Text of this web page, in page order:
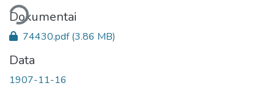
Dokumentai
74430.pdf(3.86 MB)
Data
1907-11-16